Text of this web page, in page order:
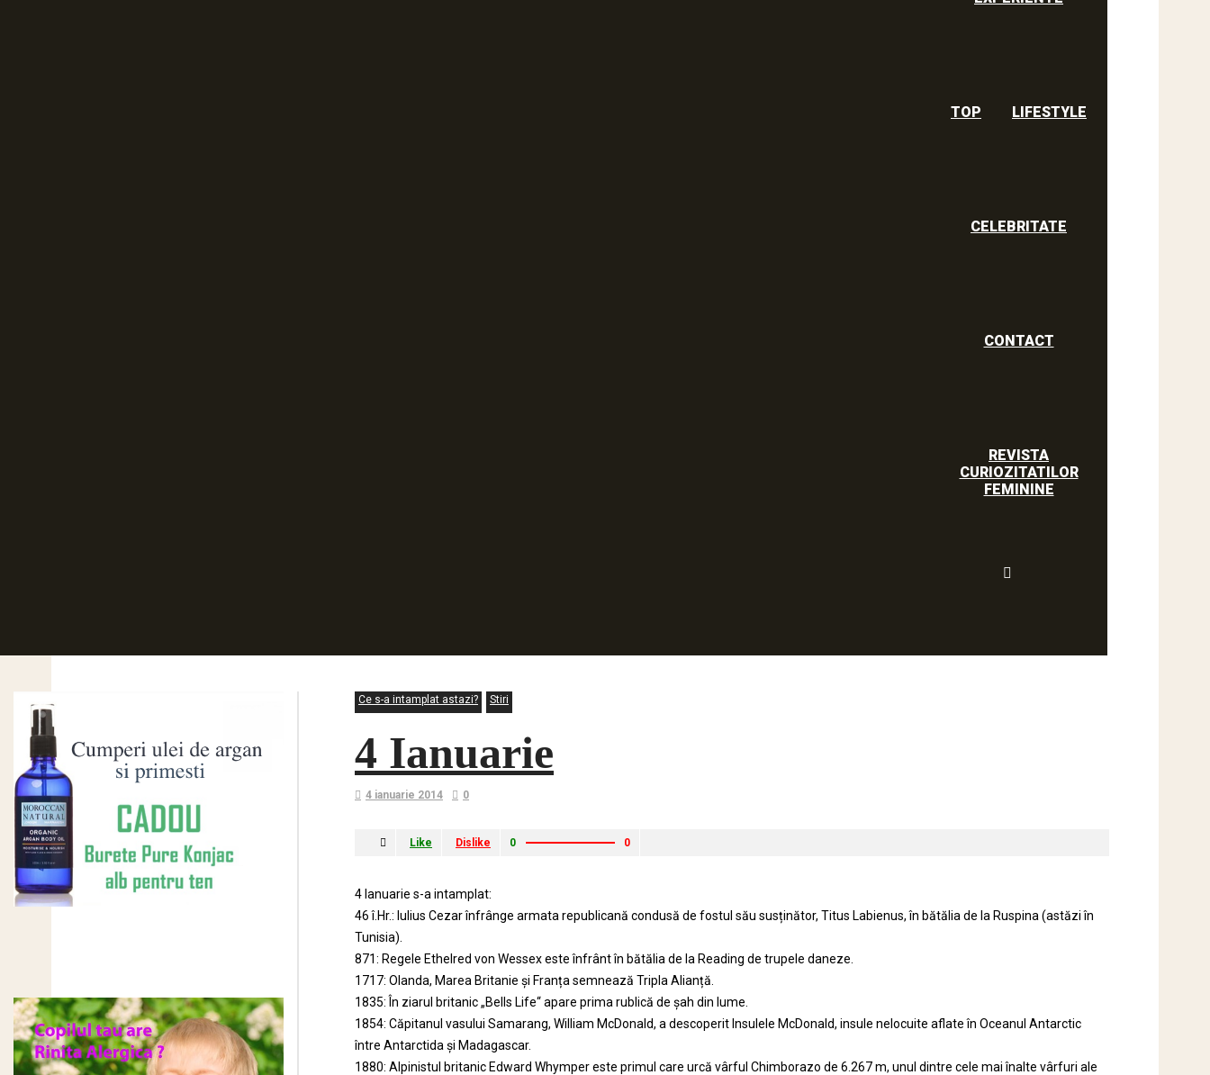
TOP LIFESTYLE
CELEBRITATE
CONTACT
REVISTA
CURIOZITATILOR
FEMININE
Ce s-a intamplat astazi? Stiri
4 Ianuarie
4 ianuarie 2014 0
Like Dislike 0 0
4 Ianuarie s-a intamplat:
46 î.Hr.: Iulius Cezar înfrânge armata republicană condusă de fostul său susținător, Titus Labienus, în bătălia de la Ruspina (astăzi în
Tunisia).
871: Regele Ethelred von Wessex este înfrânt în bătălia de la Reading de trupele daneze.
1717: Olanda, Marea Britanie și Franța semnează Tripla Alianță.
1835: În ziarul britanic „Bells Life“ apare prima rublică de șah din lume.
1854: Căpitanul vasului Samarang, William McDonald, a descoperit Insulele McDonald, insule nelocuite aflate în Oceanul Antarctic
între Antarctida și Madagascar.
1880: Alpinistul britanic Edward Whymper este primul care urcă vârful Chimborazo de 6.267 m, unul dintre cele mai înalte vârfuri ale